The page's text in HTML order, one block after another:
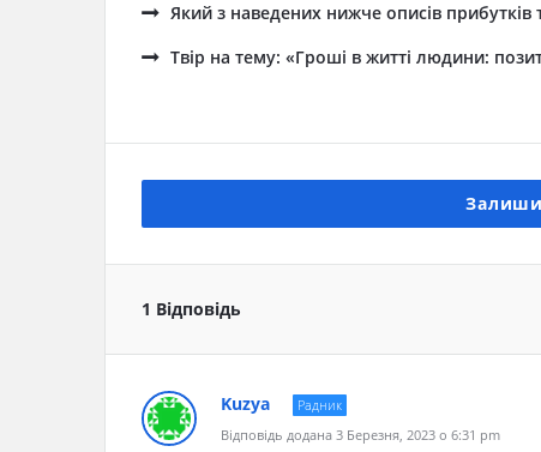
Який з наведених нижче описів прибутків
Твір на тему: «Гроші в житті людини:
1 Відповідь
Kuzya
Радник
Відповідь додана 3 Березня, 2023 о 6:31 pm